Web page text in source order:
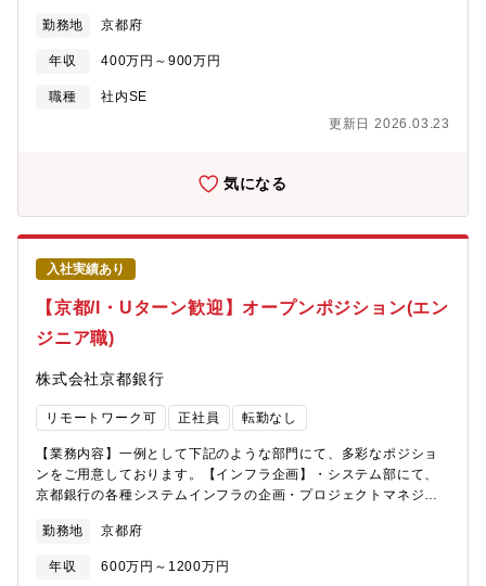
ソフト・装置/機器等】■ 開発環境・使用言語・クラウドインフ
ラ：AWS、Azure・LLM：OpenAI API, Claude■ プロジェクト・
TestRail■ その他・O365【組織構成】■商品事業本部 テクノロ
ジーイノベーションセンタ 開発部同部門は、PLCを中心とした
イザ）、映像活用などの技術をPLC・開発環境に搭載する技術の
開発を行っています。■我々は、業界No1の心理的安全性の高い職
場を目指しています。・20代を中心とした若いチームです。・
1on1や面接を通じて、ご自身のWILLの表出を大事にする職場で
す。・ご自身のキャリア形成が可能です（e-learning補助、資格
取得時の報償の制度あり。職場内での勉強会あり）。・業務状況
に応じたメリハリのある働き方、性別に関係なく育児休業が取り
やすい、非常に働きやすい職場です。【本ポジションの魅力】■世
界・日本の製造業をより良くする、に貢献できます・世界や日本
ど）の解決に貢献できます。■技術的挑戦と最先端技術への関与が
できます・仮想化、生成AI、AIエージェント・マルチエージェン
トなど、現在注目されている技術に挑戦できます。・これらの技
術開発を通じて、ご自身のキャリア開発・スキルアップを図るこ
とができます。■キャリアと成長の機会があります・技術志向の若
手メンバーと共にご自身のキャリア形成・成長の機会を得ること
方■新しい技術に興味を持ち、チャレンジしていく方■自ら率先し
く環境です。■プロジェクト事例：・工場内無線LAN構築、国内拠
点間WAN環境構築・クラウドサービスを使ったWeb会議などの環
境構築など※夜間や休日障害対応が発生する可能性があるため国
内出張や休日出勤（代休あり）がございます。■利用している機
Cisco、Aruba・クラウド：Microsoft365、MicrosoftAzure■同社
ーカーです。大きく4つの事業（チェーン／モビリティ／ＭＣ(モ
ーションコントロール)／マテハン）で構成されております。新た
な事業や技術開発も厭わずに進み続けるメーカーでございます。
◎トップシェア：チェーン事業ではいずれもグローバル市場でト
ップの位置を独走中。マテハン事業が展開する多彩なシステム製
品においても、国内で自動車塗装ライン搬送システムは約35％、
新聞巻取紙給紙システムが約70％を達成しており、他の追随を許
さない市場占有率を達成しています。
勤務地 京都府
年収 400万円～900万円
職種
社内SE
更新日 2026.03.23
気になる
入社実績あり
【京都/I・Uターン歓迎】オープンポジション(エン
ジニア職)
株式会社京都銀行
リモートワーク可 正社員 転勤なし
【業務内容】一例として下記のような部門にて、多彩なポジショ
ンをご用意しております。【インフラ企画】・システム部にて、
京都銀行の各種システムインフラの企画・プロジェクトマネジメ
す。・システム全体を俯瞰したアーキテクチャ設計・業務システ
ム(サーバー等)のインフラ構築・管理業務・新規システム導入時の
インフラ構築・運用（クラウド含む）・部門からの要請を取りま
勤務地 京都府
年収 600万円～1200万円